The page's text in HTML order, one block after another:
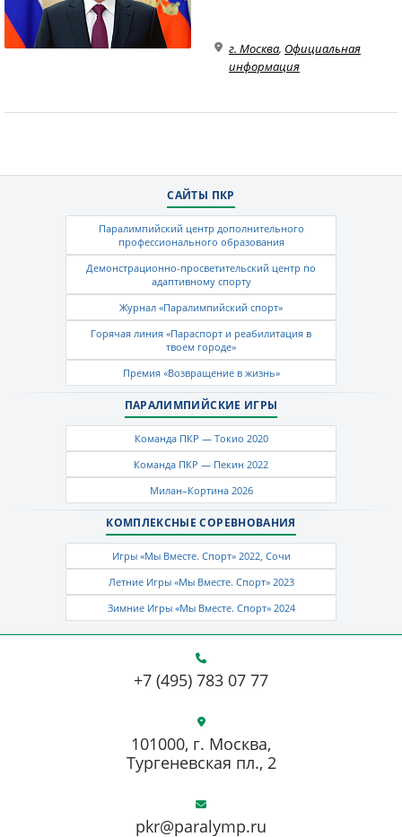
г. Москва, Официальная
информация
САЙТЫ ПКР
Паралимпийский центр дополнительного
профессионального образования
Демонстрационно-просветительский центр по
адаптивному спорту
Журнал «Паралимпийский спорт»
Горячая линия «Параспорт и реабилитация в
твоем городе»
Премия «Возвращение в жизнь»
ПАРАЛИМПИЙСКИЕ ИГРЫ
Команда ПКР — Токио 2020
Команда ПКР — Пекин 2022
Милан–Кортина 2026
КОМПЛЕКСНЫЕ СОРЕВНОВАНИЯ
Игры «Мы Вместе. Спорт» 2022, Сочи
Летние Игры «Мы Вместе. Спорт» 2023
Зимние Игры «Мы Вместе. Спорт» 2024
+7 (495) 783 07 77
pkr@paralymp.ru
101000, г. Москва,
Тургеневская пл., 2